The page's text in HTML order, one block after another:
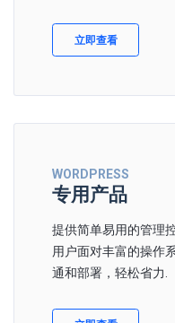
立即查看
WORDPRESS
专用产品
提供简单易用的管理
用户面对丰富的操作
通和部署，轻松省力.